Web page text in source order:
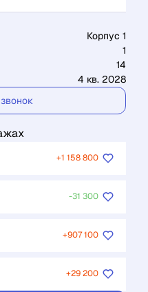
Корпус 1
1
14
4 кв. 2028
+1 158 800
-31 300
+907 100
+29 200